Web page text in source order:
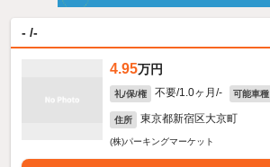
- /-
4.95万円
礼/保/権 不要/1.0ヶ月/- 可能車種
住所 東京都新宿区大京町
(株)パーキングマーケット